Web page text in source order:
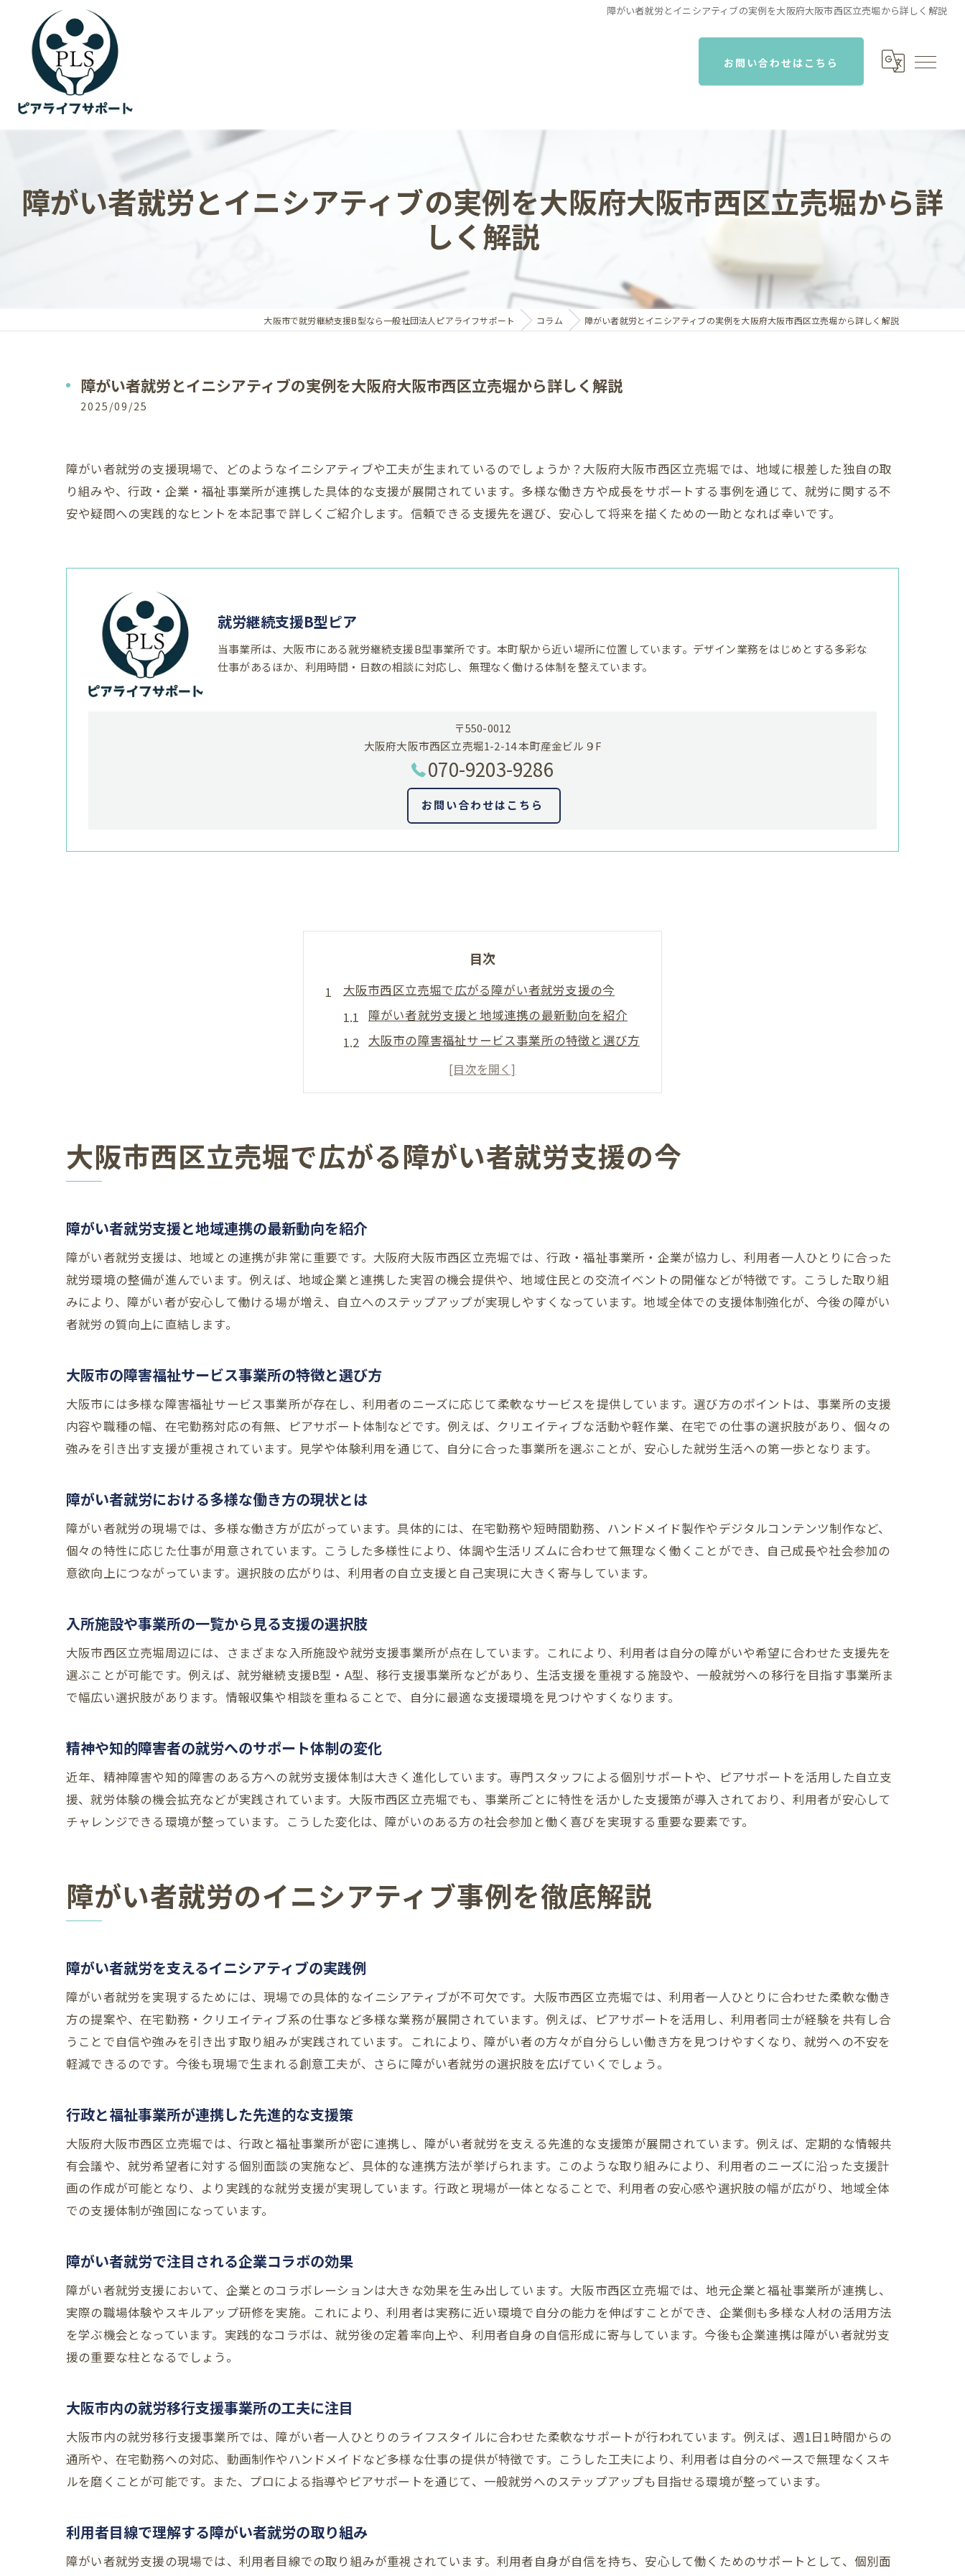
障がい者就労とイニシアティブの実例を大阪府大阪市西区立売堀から詳しく解説
お問い合わせはこちら
障がい者就労とイニシアティブの実例を大阪府大阪市西区立売堀から詳
しく解説
大阪市で就労継続支援B型なら一般社団法人ピアライフサポート コラム 障がい者就労とイニシアティブの実例を大阪府大阪市西区立売堀から詳しく解説
障がい者就労とイニシアティブの実例を大阪府大阪市西区立売堀から詳しく解説
2025/09/25
障がい者就労の支援現場で、どのようなイニシアティブや工夫が生まれているのでしょうか？大阪府大阪市西区立売堀では、地域に根差した独自の取
り組みや、行政・企業・福祉事業所が連携した具体的な支援が展開されています。多様な働き方や成長をサポートする事例を通じて、就労に関する不
安や疑問への実践的なヒントを本記事で詳しくご紹介します。信頼できる支援先を選び、安心して将来を描くための一助となれば幸いです。
就労継続支援B型ピア
当事業所は、大阪市にある就労継続支援B型事業所です。本町駅から近い場所に位置しています。デザイン業務をはじめとする多彩な
仕事があるほか、利用時間・日数の相談に対応し、無理なく働ける体制を整えています。
〒550-0012
大阪府大阪市西区立売堀1-2-14 本町産金ビル９F
070-9203-9286
お問い合わせはこちら
目次
大阪市西区立売堀で広がる障がい者就労支援の今
障がい者就労支援と地域連携の最新動向を紹介
大阪市の障害福祉サービス事業所の特徴と選び方
障がい者就労における多様な働き方の現状とは
入所施設や事業所の一覧から見る支援の選択肢
障がい者就労のイニシアティブ事例を徹底解説
障がい者就労を支えるイニシアティブの実践例
利用者目線で理解する障がい者就労の取り組み
多様な働き方を叶える障がい者就労の工夫
障がい者就労で広がるクリエイティブな仕事
障がい者就労を通じた自己成長サポートの実際
安心できる障がい者就労支援先の選び方とは
口コミや評判で見る障がい者就労支援の信頼性
障がい者就労支援先の見学や相談時の注意点
就労継続支援で広がる多様なキャリア形成例
障がい者就労支援とバイトの両立は可能か
ノルマやルールへの不安に応える支援現場の工夫
行政や企業が連携する障がい者就労の実態
障がい者就労支援における行政と企業の協力事例
公的支援と民間サービスが生み出すシナジー効果
障がい者就労支援制度の拡充に向けた最新動向
大阪市西区立売堀で広がる障がい者就労支援の今
障がい者就労支援と地域連携の最新動向を紹介
障がい者就労支援は、地域との連携が非常に重要です。大阪府大阪市西区立売堀では、行政・福祉事業所・企業が協力し、利用者一人ひとりに合った
就労環境の整備が進んでいます。例えば、地域企業と連携した実習の機会提供や、地域住民との交流イベントの開催などが特徴です。こうした取り組
みにより、障がい者が安心して働ける場が増え、自立へのステップアップが実現しやすくなっています。地域全体での支援体制強化が、今後の障がい
者就労の質向上に直結します。
大阪市の障害福祉サービス事業所の特徴と選び方
大阪市には多様な障害福祉サービス事業所が存在し、利用者のニーズに応じて柔軟なサービスを提供しています。選び方のポイントは、事業所の支援
内容や職種の幅、在宅勤務対応の有無、ピアサポート体制などです。例えば、クリエイティブな活動や軽作業、在宅での仕事の選択肢があり、個々の
強みを引き出す支援が重視されています。見学や体験利用を通じて、自分に合った事業所を選ぶことが、安心した就労生活への第一歩となります。
障がい者就労における多様な働き方の現状とは
障がい者就労の現場では、多様な働き方が広がっています。具体的には、在宅勤務や短時間勤務、ハンドメイド製作やデジタルコンテンツ制作など、
個々の特性に応じた仕事が用意されています。こうした多様性により、体調や生活リズムに合わせて無理なく働くことができ、自己成長や社会参加の
意欲向上につながっています。選択肢の広がりは、利用者の自立支援と自己実現に大きく寄与しています。
入所施設や事業所の一覧から見る支援の選択肢
大阪市西区立売堀周辺には、さまざまな入所施設や就労支援事業所が点在しています。これにより、利用者は自分の障がいや希望に合わせた支援先を
選ぶことが可能です。例えば、就労継続支援B型・A型、移行支援事業所などがあり、生活支援を重視する施設や、一般就労への移行を目指す事業所ま
で幅広い選択肢があります。情報収集や相談を重ねることで、自分に最適な支援環境を見つけやすくなります。
精神や知的障害者の就労へのサポート体制の変化
近年、精神障害や知的障害のある方への就労支援体制は大きく進化しています。専門スタッフによる個別サポートや、ピアサポートを活用した自立支
援、就労体験の機会拡充などが実践されています。大阪市西区立売堀でも、事業所ごとに特性を活かした支援策が導入されており、利用者が安心して
チャレンジできる環境が整っています。こうした変化は、障がいのある方の社会参加と働く喜びを実現する重要な要素です。
障がい者就労のイニシアティブ事例を徹底解説
障がい者就労を支えるイニシアティブの実践例
障がい者就労を実現するためには、現場での具体的なイニシアティブが不可欠です。大阪市西区立売堀では、利用者一人ひとりに合わせた柔軟な働き
方の提案や、在宅勤務・クリエイティブ系の仕事など多様な業務が展開されています。例えば、ピアサポートを活用し、利用者同士が経験を共有し合
うことで自信や強みを引き出す取り組みが実践されています。これにより、障がい者の方々が自分らしい働き方を見つけやすくなり、就労への不安を
軽減できるのです。今後も現場で生まれる創意工夫が、さらに障がい者就労の選択肢を広げていくでしょう。
行政と福祉事業所が連携した先進的な支援策
大阪府大阪市西区立売堀では、行政と福祉事業所が密に連携し、障がい者就労を支える先進的な支援策が展開されています。例えば、定期的な情報共
有会議や、就労希望者に対する個別面談の実施など、具体的な連携方法が挙げられます。このような取り組みにより、利用者のニーズに沿った支援計
画の作成が可能となり、より実践的な就労支援が実現しています。行政と現場が一体となることで、利用者の安心感や選択肢の幅が広がり、地域全体
での支援体制が強固になっています。
障がい者就労で注目される企業コラボの効果
障がい者就労支援において、企業とのコラボレーションは大きな効果を生み出しています。大阪市西区立売堀では、地元企業と福祉事業所が連携し、
実際の職場体験やスキルアップ研修を実施。これにより、利用者は実務に近い環境で自分の能力を伸ばすことができ、企業側も多様な人材の活用方法
を学ぶ機会となっています。実践的なコラボは、就労後の定着率向上や、利用者自身の自信形成に寄与しています。今後も企業連携は障がい者就労支
援の重要な柱となるでしょう。
大阪市内の就労移行支援事業所の工夫に注目
大阪市内の就労移行支援事業所では、障がい者一人ひとりのライフスタイルに合わせた柔軟なサポートが行われています。例えば、週1日1時間からの
通所や、在宅勤務への対応、動画制作やハンドメイドなど多様な仕事の提供が特徴です。こうした工夫により、利用者は自分のペースで無理なくスキ
ルを磨くことが可能です。また、プロによる指導やピアサポートを通じて、一般就労へのステップアップも目指せる環境が整っています。
利用者目線で理解する障がい者就労の取り組み
障がい者就労支援の現場では、利用者目線での取り組みが重視されています。利用者自身が自信を持ち、安心して働くためのサポートとして、個別面